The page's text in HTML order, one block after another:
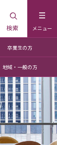
メニュー
検索
卒業生の方
地域・一般の方